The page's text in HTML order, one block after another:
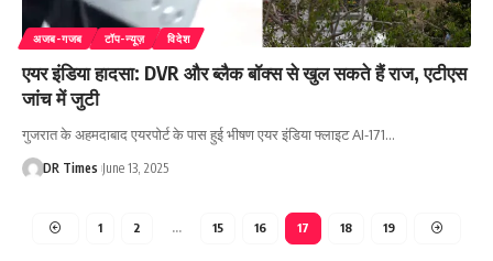
अजब-गजब टॉप-न्यूज़ विदेश
एयर इंडिया हादसा: DVR और ब्लैक बॉक्स से खुल सकते हैं राज, एटीएस
जांच में जुटी
गुजरात के अहमदाबाद एयरपोर्ट के पास हुई भीषण एयर इंडिया फ्लाइट AI-171…
DR Times June 13, 2025
1 2 … 15 16 17 18 19